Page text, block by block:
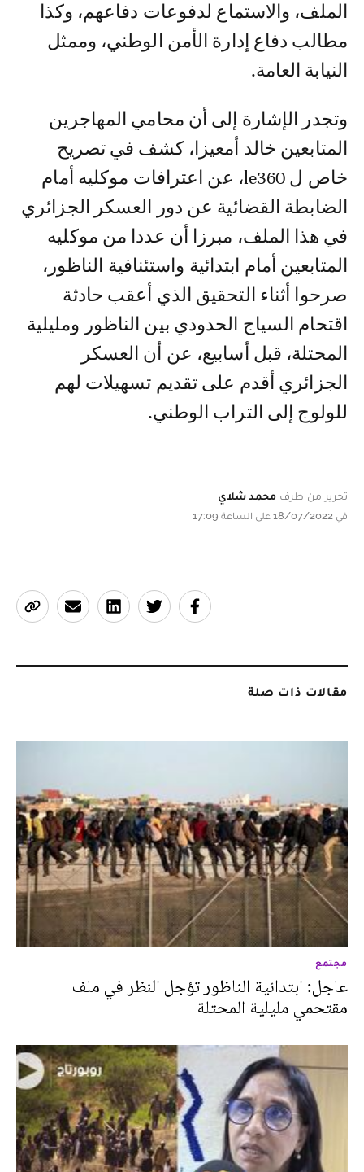
الملف، والاستماع لدفوعات دفاعهم، وكذا
مطالب دفاع إدارة الأمن الوطني، وممثل
النيابة العامة.
وتجدر الإشارة إلى أن محامي المهاجرين
المتابعين خالد أمعيزا، كشف في تصريح
خاص ل le360، عن اعترافات موكليه أمام
الضابطة القضائية عن دور العسكر الجزائري
في هذا الملف، مبرزا أن عددا من موكليه
المتابعين أمام ابتدائية واستئنافية الناظور،
صرحوا أثناء التحقيق الذي أعقب حادثة
اقتحام السياج الحدودي بين الناظور ومليلية
المحتلة، قبل أسابيع، عن أن العسكر
الجزائري أقدم على تقديم تسهيلات لهم
للولوج إلى التراب الوطني.
تحرير من طرف محمد شلاي
في 18/07/2022 على الساعة 17:09
مقالات ذات صلة
مجتمع
عاجل: ابتدائية الناظور تؤجل النظر في ملف
مقتحمي مليلية المحتلة